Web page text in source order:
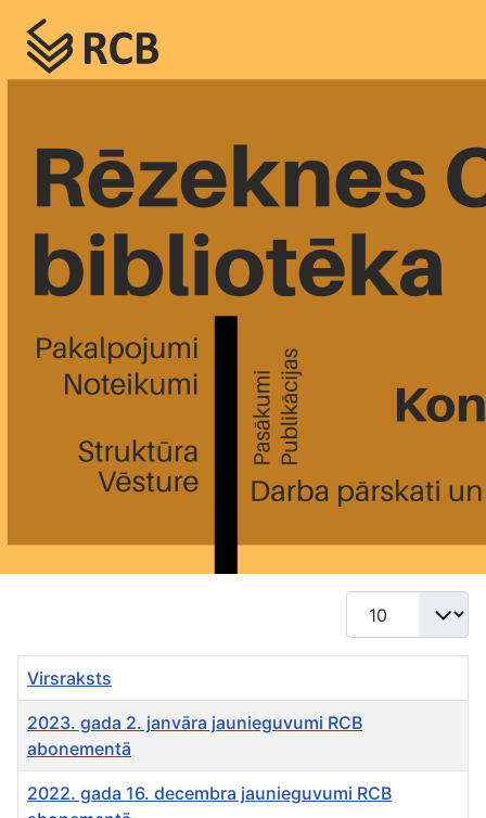
Rādīt #
Virsraksts
2023. gada 2. janvāra jaunieguvumi RCB
abonementā
2022. gada 16. decembra jaunieguvumi RCB